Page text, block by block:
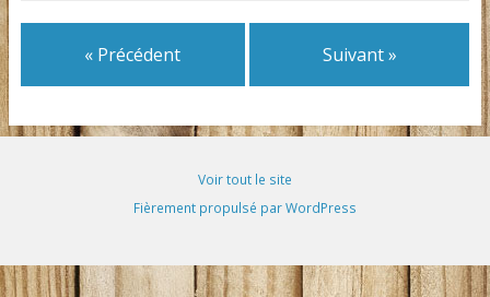
« Précédent Suivant »
Voir tout le site
Fièrement propulsé par WordPress